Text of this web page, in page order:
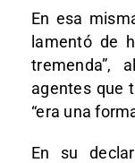
En esa
lamentó de
tremenda”,
agentes que
“era una
En su